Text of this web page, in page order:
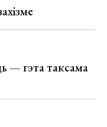
— гэта таксама